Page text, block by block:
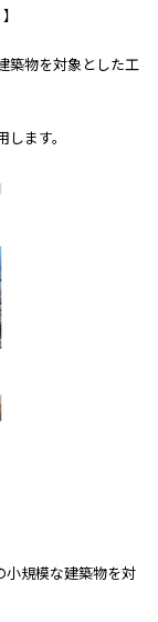
築物を対象とした工
ます。
小規模な建築物を対